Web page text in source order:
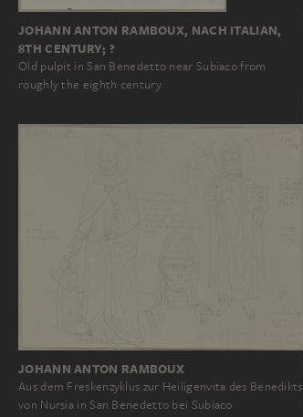
JOHANN ANTON RAMBOUX, NACH ITALIAN,
8TH CENTURY; ?
Old pulpit in San Benedetto near Subiaco from
roughly the eighth century
JOHANN ANTON RAMBOUX
Aus dem Freskenzyklus zur Heiligenvita des Benedikts
von Nursia in San Benedetto bei Subiaco